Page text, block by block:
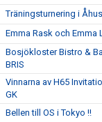
Träningsturnering i Åhus
Emma Rask och Emma
Bosjökloster Bistro &
BRIS
Vinnarna av H65
GK
Bellen till OS i Tokyo !!